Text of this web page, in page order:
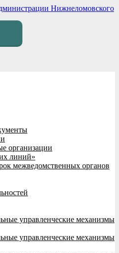
организации
линий»
межведомственных органов
управленческие механизмы
управленческие механизмы